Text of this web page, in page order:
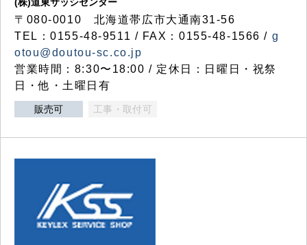
〒080-0010 北海道帯広市大通南31-56
TEL：0155-48-9511 / FAX：0155-48-1566 / g
otou@doutou-sc.co.jp
営業時間：8:30〜18:00 / 定休日：日曜日・祝祭
日・他・土曜日有
販売可 工事・取付可